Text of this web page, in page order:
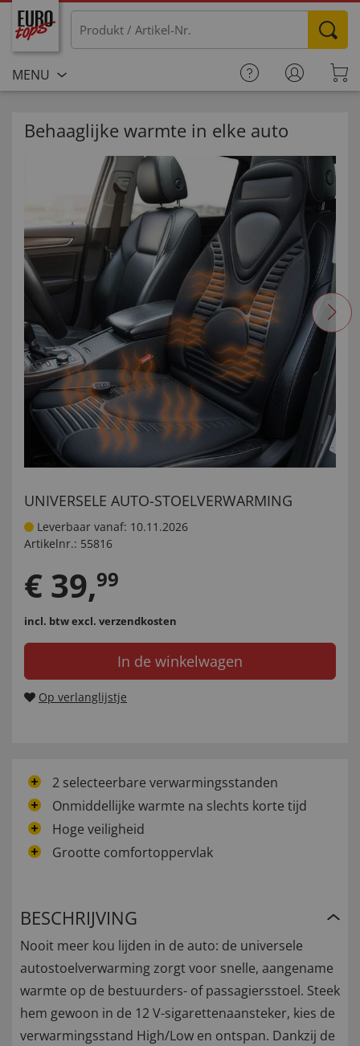
MENU
Behaaglijke warmte in elke auto
UNIVERSELE AUTO-STOELVERWARMING
Leverbaar vanaf: 10.11.2026
Artikelnr.: 55816
€ 39,99
incl. btwexcl. verzendkosten
In de winkelwagen
Op verlanglijstje
2 selecteerbare verwarmingsstanden
Onmiddellijke warmte na slechts korte tijd
Hoge veiligheid
Grootte comfortoppervlak
BESCHRIJVING
Nooit meer kou lijden in de auto: de universele
autostoelverwarming zorgt voor snelle, aangename
warmte op de bestuurders- of passagiersstoel. Steek
hem gewoon in de 12 V-sigarettenaansteker, kies de
verwarmingsstand High/Low en ontspan. Dankzij de